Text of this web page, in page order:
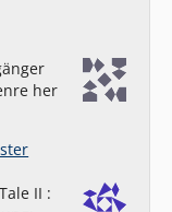
her
II :